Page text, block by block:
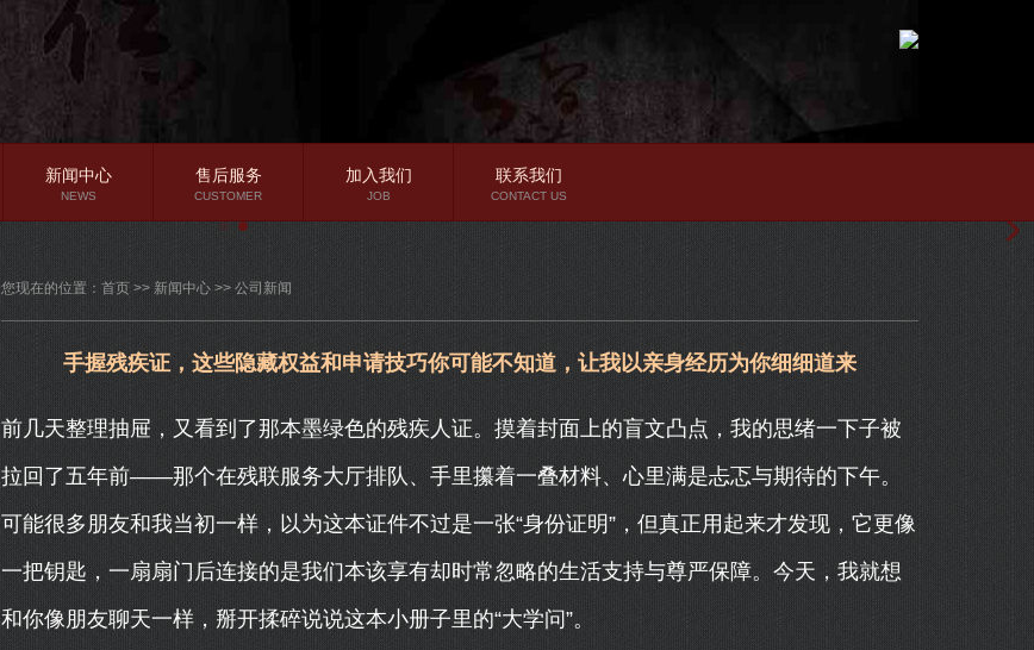
行业资讯
常见问题
新闻中心
NEWS
售后服务
CUSTOMER
加入我们
JOB
联系我们
CONTACT US
您现在的位置： 首页 >> 新闻中心 >> 公司新闻
手握残疾证，这些隐藏权益和申请技巧你可能不知道，让我以亲身经历为你细细道来
前几天整理抽屉，又看到了那本墨绿色的残疾人证。摸着封面上的盲文凸点，我的思绪一下子被
拉回了五年前——那个在残联服务大厅排队、手里攥着一叠材料、心里满是忐忑与期待的下午。
可能很多朋友和我当初一样，以为这本证件不过是一张“身份证明”，但真正用起来才发现，它更像
一把钥匙，一扇扇门后连接的是我们本该享有却时常忽略的生活支持与尊严保障。今天，我就想
和你像朋友聊天一样，掰开揉碎说说这本小册子里的“大学问”。